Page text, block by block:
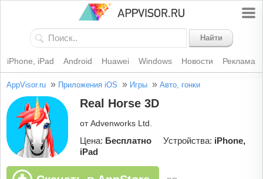
Найти
iPhone, iPad Android Huawei Windows Новости Реклама
AppVisor.ru » Приложения iOS » Игры » Авто, гонки
Real Horse 3D
от Advenworks Ltd.
Цена: Бесплатно Устройства: iPhone,
iPad